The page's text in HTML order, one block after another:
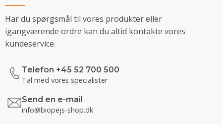
Har du spørgsmål til vores produkter eller
igangværende ordre kan du altid kontakte vores
kundeservice.
Telefon +45 52 700 500
Tal med vores specialister
Send en e-mail
info@biopejs-shop.dk